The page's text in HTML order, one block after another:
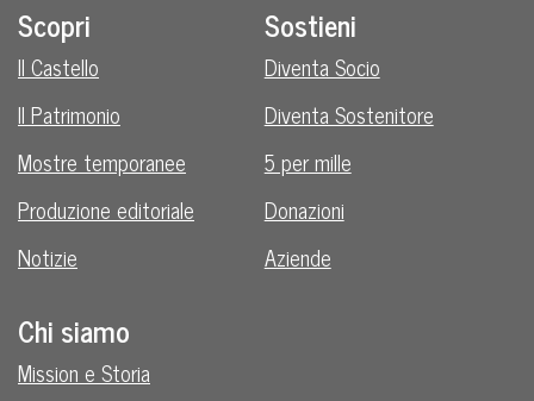
Scopri
Il Castello
Il Patrimonio
Mostre temporanee
Produzione editoriale
Notizie
Sostieni
Diventa Socio
Diventa Sostenitore
5 per mille
Donazioni
Aziende
Chi siamo
Mission e Storia